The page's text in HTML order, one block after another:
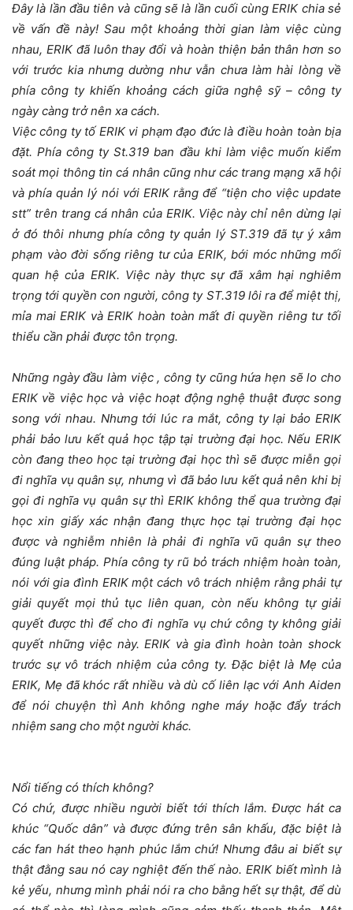
Đây là lần đầu tiên và cũng sẽ là lần cuối cùng ERIK chia sẻ
về vấn đề này! Sau một khoảng thời gian làm việc cùng
nhau, ERIK đã luôn thay đổi và hoàn thiện bản thân hơn so
với trước kia nhưng dường như vẫn chưa làm hài lòng về
phía công ty khiến khoảng cách giữa nghệ sỹ – công ty
ngày càng trở nên xa cách.
Việc công ty tố ERIK vi phạm đạo đức là điều hoàn toàn bịa
đặt. Phía công ty St.319 ban đầu khi làm việc muốn kiểm
soát mọi thông tin cá nhân cũng như các trang mạng xã hội
và phía quản lý nói với ERIK rằng để “tiện cho việc update
stt” trên trang cá nhân của ERIK. Việc này chỉ nên dừng lại
ở đó thôi nhưng phía công ty quản lý ST.319 đã tự ý xâm
phạm vào đời sống riêng tư của ERIK, bới móc những mối
quan hệ của ERIK. Việc này thực sự đã xâm hại nghiêm
trọng tới quyền con người, công ty ST.319 lôi ra để miệt thị,
mỉa mai ERIK và ERIK hoàn toàn mất đi quyền riêng tư tối
thiểu cần phải được tôn trọng.
Những ngày đầu làm việc , công ty cũng hứa hẹn sẽ lo cho
ERIK về việc học và việc hoạt động nghệ thuật được song
song với nhau. Nhưng tới lúc ra mắt, công ty lại bảo ERIK
phải bảo lưu kết quả học tập tại trường đại học. Nếu ERIK
còn đang theo học tại trường đại học thì sẽ được miễn gọi
đi nghĩa vụ quân sự, nhưng vì đã bảo lưu kết quả nên khi bị
gọi đi nghĩa vụ quân sự thì ERIK không thể qua trường đại
học xin giấy xác nhận đang thực học tại trường đại học
được và nghiễm nhiên là phải đi nghĩa vũ quân sự theo
đúng luật pháp. Phía công ty rũ bỏ trách nhiệm hoàn toàn,
nói với gia đình ERIK một cách vô trách nhiệm rằng phải tự
giải quyết mọi thủ tục liên quan, còn nếu không tự giải
quyết được thì để cho đi nghĩa vụ chứ công ty không giải
quyết những việc này. ERIK và gia đình hoàn toàn shock
trước sự vô trách nhiệm của công ty. Đặc biệt là Mẹ của
ERIK, Mẹ đã khóc rất nhiều và dù cố liên lạc với Anh Aiden
để nói chuyện thì Anh không nghe máy hoặc đẩy trách
nhiệm sang cho một người khác.
Nổi tiếng có thích không?
Có chứ, được nhiều người biết tới thích lắm. Được hát ca
khúc “Quốc dân” và được đứng trên sân khấu, đặc biệt là
các fan hát theo hạnh phúc lắm chứ! Nhưng đâu ai biết sự
thật đằng sau nó cay nghiệt đến thế nào. ERIK biết mình là
kẻ yếu, nhưng mình phải nói ra cho bằng hết sự thật, để dù